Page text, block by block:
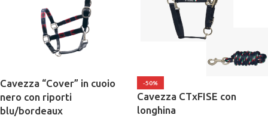
Cavezza “Cover” in cuoio
nero con riporti
blu/bordeaux
-50%
Cavezza CTxFISE con
longhina